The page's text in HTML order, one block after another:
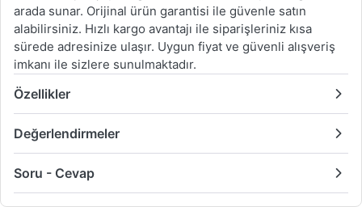
arada sunar. Orijinal ürün garantisi ile güvenle satın
alabilirsiniz. Hızlı kargo avantajı ile siparişleriniz kısa
sürede adresinize ulaşır. Uygun fiyat ve güvenli alışveriş
imkanı ile sizlere sunulmaktadır.
Özellikler
Değerlendirmeler
Soru - Cevap